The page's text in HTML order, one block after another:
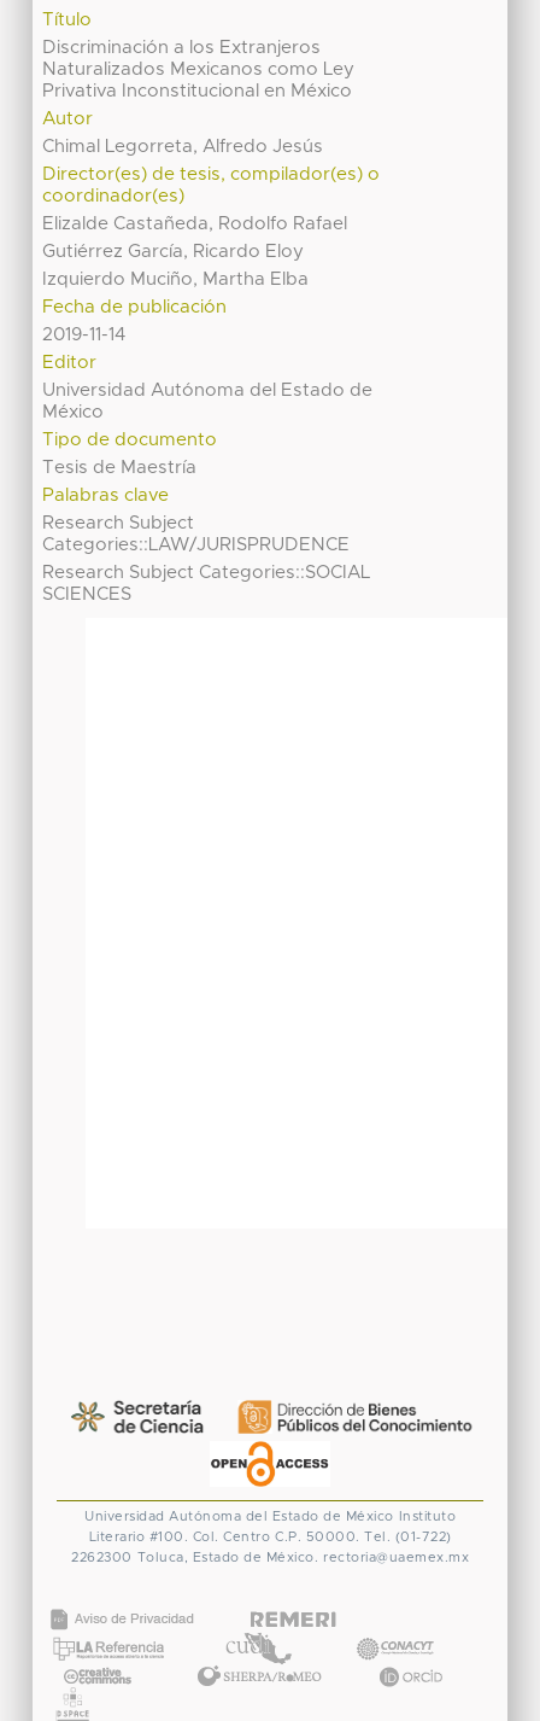
Título
Discriminación a los Extranjeros
Naturalizados Mexicanos como Ley
Privativa Inconstitucional en México
Autor
Chimal Legorreta, Alfredo Jesús
Director(es) de tesis, compilador(es) o
coordinador(es)
Elizalde Castañeda, Rodolfo Rafael
Gutiérrez García, Ricardo Eloy
Izquierdo Muciño, Martha Elba
Fecha de publicación
2019-11-14
Editor
Universidad Autónoma del Estado de
México
Tipo de documento
Tesis de Maestría
Palabras clave
Research Subject
Categories::LAW/JURISPRUDENCE
Research Subject Categories::SOCIAL
SCIENCES
Universidad Autónoma del Estado de México
Instituto
Literario #100. Col. Centro C.P. 50000. Tel. (01-722)
2262300 Toluca, Estado de México. rectoria@uaemex.mx